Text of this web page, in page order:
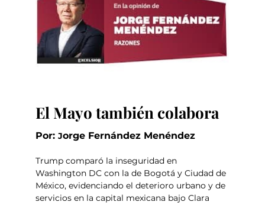
El Mayo también colabora
Por: Jorge Fernández Menéndez
Trump comparó la inseguridad en
Washington DC con la de Bogotá y Ciudad de
México, evidenciando el deterioro urbano y de
servicios en la capital mexicana bajo Clara